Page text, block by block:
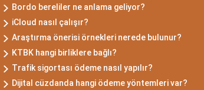
Bordo bereliler ne anlama geliyor?
iCloud nasıl çalışır?
Araştırma önerisi örnekleri nerede bulunur?
KTBK hangi birliklere bağlı?
Trafik sigortası ödeme nasıl yapılır?
Dijital cüzdanda hangi ödeme yöntemleri var?